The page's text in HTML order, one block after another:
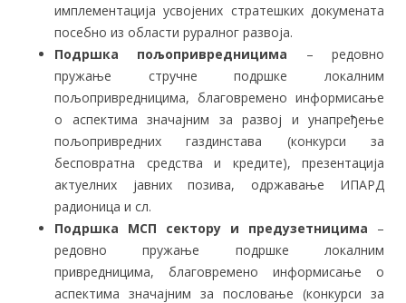
имплементација усвојених стратешких докумената
посебно из области руралног развоја.
Подршка пољопривредницима – редовно
пружање стручне подршке локалним
пољопривредницима, благовремено информисање
о аспектима значајним за развој и унапређење
пољопривредних газдинстава (конкурси за
бесповратна средства и кредите), презентација
актуелних јавних позива, одржавање ИПАРД
радионица и сл.
Подршка МСП сектору и предузетницима –
редовно пружање подршке локалним
привредницима, благовремено информисање о
аспектима значајним за пословање (конкурси за